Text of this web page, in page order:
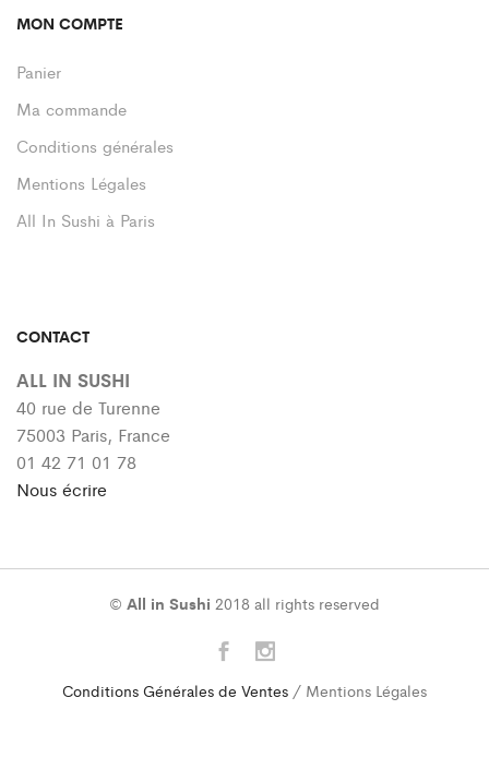
MON COMPTE
Panier
Ma commande
Conditions générales
Mentions Légales
All In Sushi à Paris
CONTACT
ALL IN SUSHI
40 rue de Turenne
75003 Paris, France
01 42 71 01 78
Nous écrire
© All in Sushi 2018 all rights reserved
Conditions Générales de Ventes / Mentions Légales